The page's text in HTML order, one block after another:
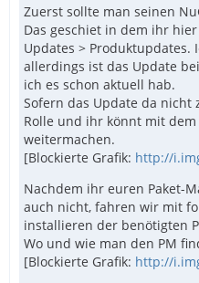
Zuerst sollte man seinen
Das geschiet in dem ihr
Updates > Produktupdates.
allerdings ist das Update
ich es schon aktuell hab.
Sofern das Update da nicht
Rolle und ihr könnt mit
weitermachen.
[Blockierte Grafik: http://
Nachdem ihr euren Paket-
auch nicht, fahren wir mit
installieren der benötigten
Wo und wie man den PM
[Blockierte Grafik: http://